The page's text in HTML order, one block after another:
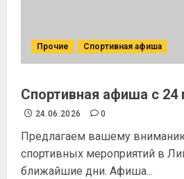
Прочие Спортивная афиша
Спортивная афиша с 24
24.06.2026 0
Предлагаем вашему
спортивных мероприятий в
ближайшие дни. Афиша...